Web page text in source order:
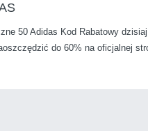
50 Adidas Kod Rabatowy
do 60% na oficjalnej